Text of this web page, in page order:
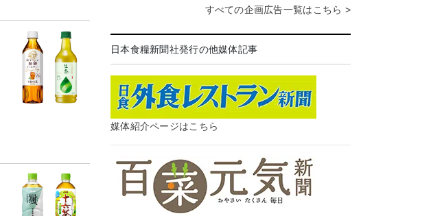
すべての企画広告一覧はこちら >
日本食糧新聞社発行の他媒体記事
媒体紹介ページはこちら